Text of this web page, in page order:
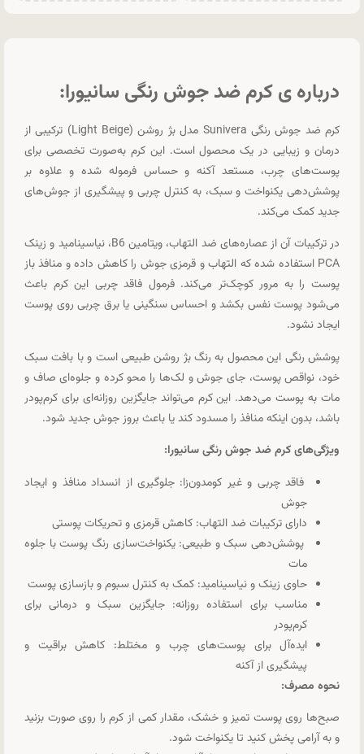
درباره ی کرم ضد جوش رنگی سانیورا:
کرم ضد جوش رنگی Sunivera مدل بژ روشن (Light Beige) ترکیبی از
درمان و زیبایی در یک محصول است. این کرم به‌صورت تخصصی برای
پوست‌های چرب، مستعد آکنه و حساس فرموله شده و علاوه بر
پوشش‌دهی یکنواخت و سبک، به کنترل چربی و پیشگیری از جوش‌های
جدید کمک می‌کند.
در ترکیبات آن از عصاره‌های ضد التهاب، ویتامین B6، نیاسینامید و زینک
PCA استفاده شده که التهاب و قرمزی جوش را کاهش داده و منافذ باز
پوست را به مرور کوچک‌تر می‌کند. فرمول فاقد چربی این کرم باعث
می‌شود پوست نفس بکشد و احساس سنگینی یا برق چربی روی پوست
ایجاد نشود.
پوشش رنگی این محصول به رنگ بژ روشن طبیعی است و با بافت سبک
خود، نواقص پوست، جای جوش و لک‌ها را محو کرده و جلوه‌ای صاف و
مات به پوست می‌دهد. این کرم می‌تواند جایگزین روزانه‌ای برای کرم‌پودر
باشد، بدون اینکه منافذ را مسدود کند یا باعث بروز جوش جدید شود.
ویژگی‌های کرم ضد جوش رنگی سانیورا:
فاقد چربی و غیر کومدون‌زا: جلوگیری از انسداد منافذ و ایجاد
جوش
دارای ترکیبات ضد التهاب: کاهش قرمزی و تحریکات پوستی
پوشش‌دهی سبک و طبیعی: یکنواخت‌سازی رنگ پوست با جلوه
مات
حاوی زینک و نیاسینامید: کمک به کنترل سبوم و بازسازی پوست
مناسب برای استفاده روزانه: جایگزین سبک و درمانی برای
کرم‌پودر
ایده‌آل برای پوست‌های چرب و مختلط: کاهش براقیت و
پیشگیری از آکنه
نحوه مصرف:
صبح‌ها روی پوست تمیز و خشک، مقدار کمی از کرم را روی صورت بزنید
و به آرامی پخش کنید تا یکنواخت شود.